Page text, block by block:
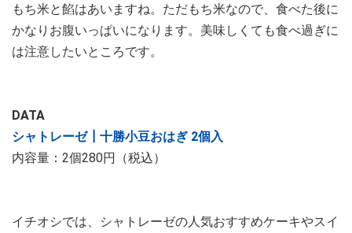
もち米と餡はあいますね。ただもち米なので、食べた後に
かなりお腹いっぱいになります。美味しくても食べ過ぎに
は注意したいところです。
DATA
シャトレーゼ┃十勝小豆おはぎ 2個入
内容量：2個280円（税込）
イチオシでは、シャトレーゼの人気おすすめケーキやスイ